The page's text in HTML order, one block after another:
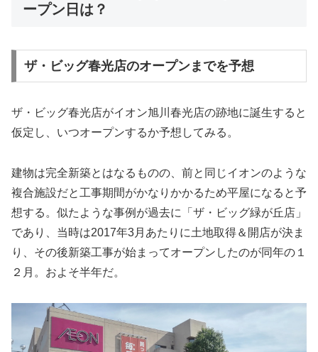
ープン日は？
ザ・ビッグ春光店のオープンまでを予想
ザ・ビッグ春光店がイオン旭川春光店の跡地に誕生すると
仮定し、いつオープンするか予想してみる。
建物は完全新築とはなるものの、前と同じイオンのような
複合施設だと工事期間がかなりかかるため平屋になると予
想する。似たような事例が過去に「ザ・ビッグ緑が丘店」
であり、当時は2017年3月あたりに土地取得＆開店が決ま
り、その後新築工事が始まってオープンしたのが同年の１
２月。およそ半年だ。